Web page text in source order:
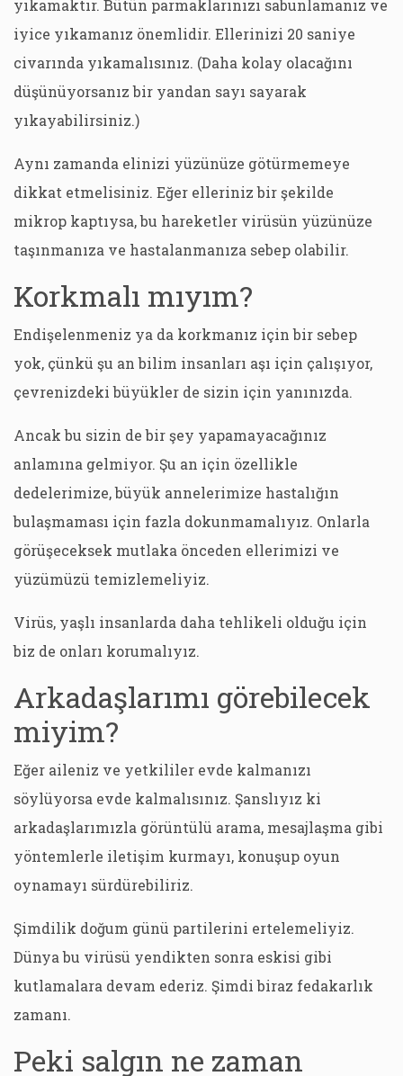
yıkamaktır. Bütün parmaklarınızı sabunlamanız ve
iyice yıkamanız önemlidir. Ellerinizi 20 saniye
civarında yıkamalısınız. (Daha kolay olacağını
düşünüyorsanız bir yandan sayı sayarak
yıkayabilirsiniz.)
Aynı zamanda elinizi yüzünüze götürmemeye
dikkat etmelisiniz. Eğer elleriniz bir şekilde
mikrop kaptıysa, bu hareketler virüsün yüzünüze
taşınmanıza ve hastalanmanıza sebep olabilir.
Korkmalı mıyım?
Endişelenmeniz ya da korkmanız için bir sebep
yok, çünkü şu an bilim insanları aşı için çalışıyor,
çevrenizdeki büyükler de sizin için yanınızda.
Ancak bu sizin de bir şey yapamayacağınız
anlamına gelmiyor. Şu an için özellikle
dedelerimize, büyük annelerimize hastalığın
bulaşmaması için fazla dokunmamalıyız. Onlarla
görüşeceksek mutlaka önceden ellerimizi ve
yüzümüzü temizlemeliyiz.
Virüs, yaşlı insanlarda daha tehlikeli olduğu için
biz de onları korumalıyız.
Arkadaşlarımı görebilecek
miyim?
Eğer aileniz ve yetkililer evde kalmanızı
söylüyorsa evde kalmalısınız. Şanslıyız ki
arkadaşlarımızla görüntülü arama, mesajlaşma gibi
yöntemlerle iletişim kurmayı, konuşup oyun
oynamayı sürdürebiliriz.
Şimdilik doğum günü partilerini ertelemeliyiz.
Dünya bu virüsü yendikten sonra eskisi gibi
kutlamalara devam ederiz. Şimdi biraz fedakarlık
zamanı.
Peki salgın ne zaman